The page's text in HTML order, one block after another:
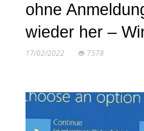
ohne
wieder her –
17/02/2022 7578